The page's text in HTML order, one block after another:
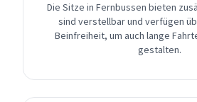
Die Sitze in Fernbussen bieten
sind verstellbar und verfügen
Beinfreiheit, um auch lange
gestalten.